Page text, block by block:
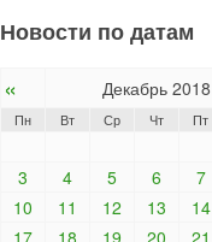
Новости по датам
« Декабрь 2018
Пн Вт Ср Чт Пт
3
4 5 6 7
10
11 12 13 14
17
18 19 20 21